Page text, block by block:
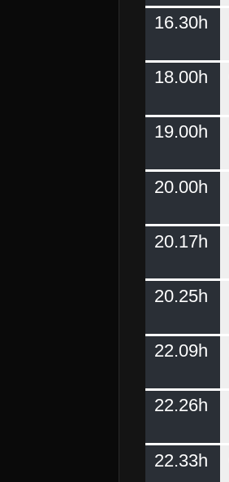
16.30h
18.00h
19.00h
20.00h
20.17h
20.25h
22.09h
22.26h
22.33h